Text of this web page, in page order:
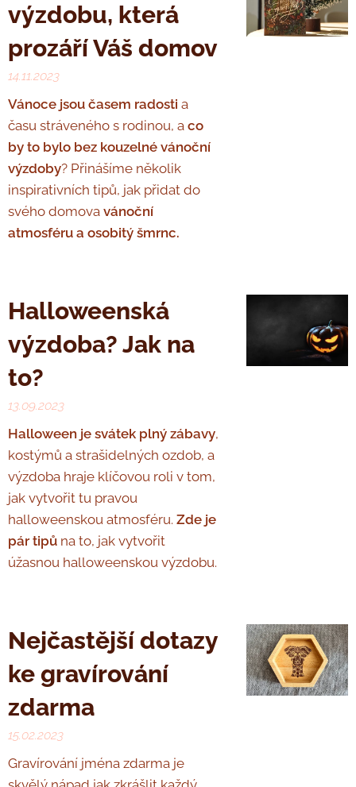
výzdobu, která
prozáří Váš domov
14.11.2023
Vánoce jsou časem radosti a
času stráveného s rodinou, a co
by to bylo bez kouzelné vánoční
výzdoby? Přinášíme několik
inspirativních tipů, jak přidat do
svého domova vánoční
atmosféru a osobitý šmrnc.
Halloweenská
výzdoba? Jak na
to?
13.09.2023
Halloween je svátek plný zábavy,
kostýmů a strašidelných ozdob, a
výzdoba hraje klíčovou roli v tom,
jak vytvořit tu pravou
halloweenskou atmosféru. Zde je
pár tipů na to, jak vytvořit
úžasnou halloweenskou výzdobu.
Nejčastější dotazy
ke gravírování
zdarma
15.02.2023
Gravírování jména zdarma je